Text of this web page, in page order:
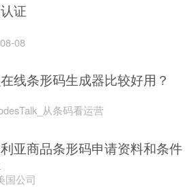
证
08
线条形码生成器比较好用？
从条码看运营
亚商品条形码申请资料和条件
国公司